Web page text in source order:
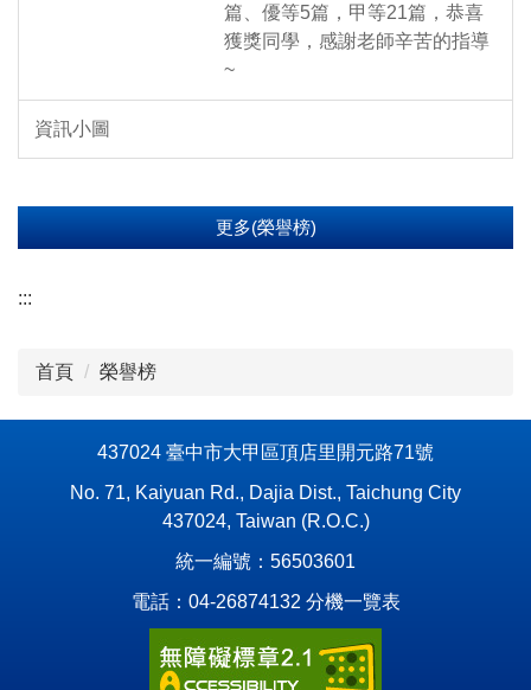
篇、優等5篇，甲等21篇，恭喜
獲獎同學，感謝老師辛苦的指導
~
更多(榮譽榜)
:::
首頁 榮譽榜
437024 臺中市大甲區頂店里開元路71號
No. 71, Kaiyuan Rd., Dajia Dist., Taichung City
437024, Taiwan (R.O.C.)
統一編號：56503601
電話：04-26874132 分機一覽表